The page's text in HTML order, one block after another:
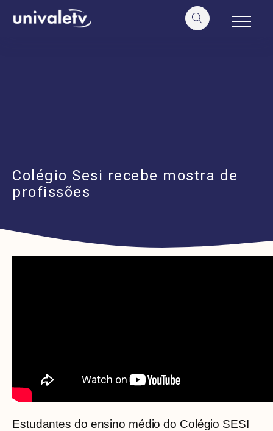
conteúdo
Colégio Sesi recebe mostra de
profissões
Estudantes do ensino médio do Colégio SESI